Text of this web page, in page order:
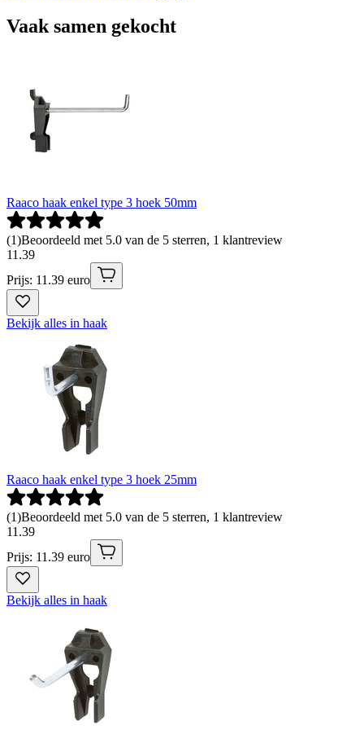
Vaak samen gekocht
Raaco haak enkel type 3 hoek 50mm
(1)Beoordeeld met 5.0 van de 5 sterren, 1 klantreview
11 .39
Prijs: 11.39 euro
Bekijk alles in haak
Raaco haak enkel type 3 hoek 25mm
(1)Beoordeeld met 5.0 van de 5 sterren, 1 klantreview
11 .39
Prijs: 11.39 euro
Bekijk alles in haak